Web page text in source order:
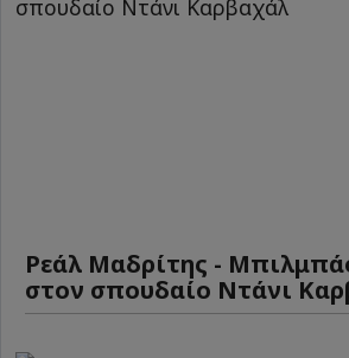
Ρεάλ Μαδρίτης -
στον σπουδαίο Ντάνι